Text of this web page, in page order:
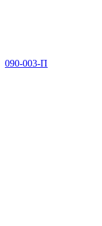
090-003-П